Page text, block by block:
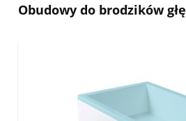
Obudowy do brodzików